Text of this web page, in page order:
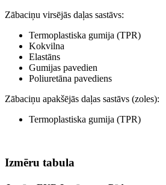
Zābaciņu virsējās daļas sastāvs:
Termoplastiska gumija (TPR)
Kokvilna
Elastāns
Gumijas pavedien
Poliuretāna pavediens
Zābaciņu apakšējās daļas sastāvs (zoles):
Termoplastiska gumija (TPR)
Izmēru tabula